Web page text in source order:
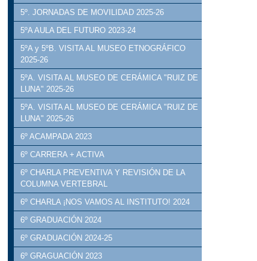
5º. JORNADAS DE MOVILIDAD 2025-26
5ºA AULA DEL FUTURO 2023-24
5ºA y 5ºB. VISITA AL MUSEO ETNOGRÁFICO
2025-26
5ºA. VISITA AL MUSEO DE CERÁMICA "RUIZ DE
LUNA" 2025-26
5ºA. VISITA AL MUSEO DE CERÁMICA "RUIZ DE
LUNA" 2025-26
6º ACAMPADA 2023
6º CARRERA + ACTIVA
6º CHARLA PREVENTIVA Y REVISIÓN DE LA
COLUMNA VERTEBRAL
6º CHARLA ¡NOS VAMOS AL INSTITUTO! 2024
6º GRADUACIÓN 2024
6º GRADUACIÓN 2024-25
6º GRAGUACIÓN 2023